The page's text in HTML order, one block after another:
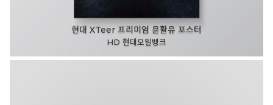
현대 XTeer 프리미엄 윤활유 포스터
HD 현대오일뱅크